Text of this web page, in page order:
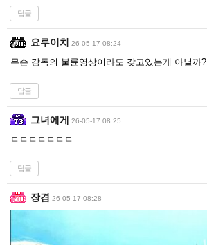
답글
요루이치 26-05-17 08:24
무슨 감독의 불륜영상이라도 갖고있는게 아닐까?
답글
그녀에게 26-05-17 08:25
ㄷㄷㄷㄷㄷㄷㄷ
답글
장겸 26-05-17 08:28